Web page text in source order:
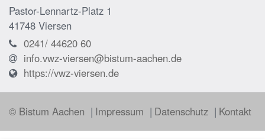
Pastor-Lennartz-Platz 1
41748 Viersen
0241/ 44620 60
info.vwz-viersen@bistum-aachen.de
https://vwz-viersen.de
© Bistum Aachen Impressum Datenschutz Kontakt